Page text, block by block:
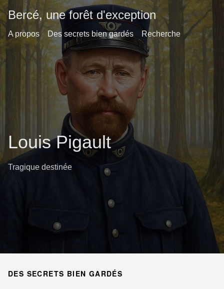
Bercé, une forêt d'exception
A propos Des secrets bien gardés Recherche
Louis Pigault
Tragique destinée
DES SECRETS BIEN GARDÉS